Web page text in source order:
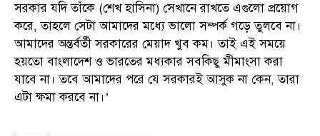
সরকার যদি তাঁকে (শেখ হাসিনা) সেখানে রাখতে এগুলো প্রয়োগ
করে, তাহলে সেটা আমাদের মধ্যে ভালো সম্পর্ক গড়ে তুলবে না।
আমাদের অন্তর্বর্তী সরকারের মেয়াদ খুব কম। তাই এই সময়ে
হয়তো বাংলাদেশ ও ভারতের মধ্যকার সবকিছু মীমাংসা করা
যাবে না। তবে আমাদের পরে যে সরকারই আসুক না কেন, তারা
এটা ক্ষমা করবে না।’